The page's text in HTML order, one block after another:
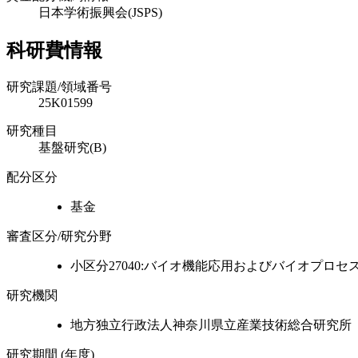
日本学術振興会(JSPS)
科研費情報
研究課題/領域番号
25K01599
研究種目
基盤研究(B)
配分区分
基金
審査区分/研究分野
小区分27040:バイオ機能応用およびバイオプロセ
研究機関
地方独立行政法人神奈川県立産業技術総合研究所
研究期間 (年度)